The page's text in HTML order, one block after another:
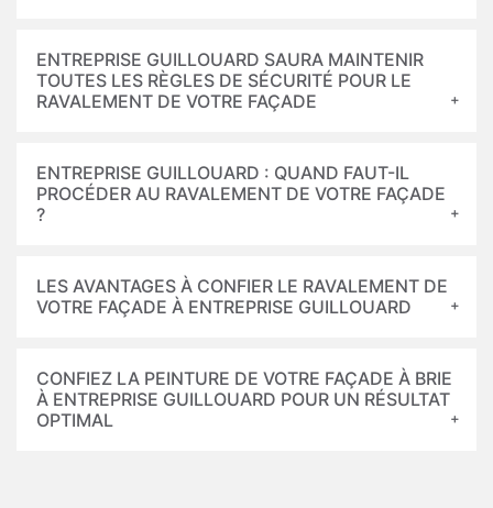
ENTREPRISE GUILLOUARD SAURA MAINTENIR
TOUTES LES RÈGLES DE SÉCURITÉ POUR LE
RAVALEMENT DE VOTRE FAÇADE
ENTREPRISE GUILLOUARD : QUAND FAUT-IL
PROCÉDER AU RAVALEMENT DE VOTRE FAÇADE
?
LES AVANTAGES À CONFIER LE RAVALEMENT DE
VOTRE FAÇADE À ENTREPRISE GUILLOUARD
CONFIEZ LA PEINTURE DE VOTRE FAÇADE À BRIE
À ENTREPRISE GUILLOUARD POUR UN RÉSULTAT
OPTIMAL